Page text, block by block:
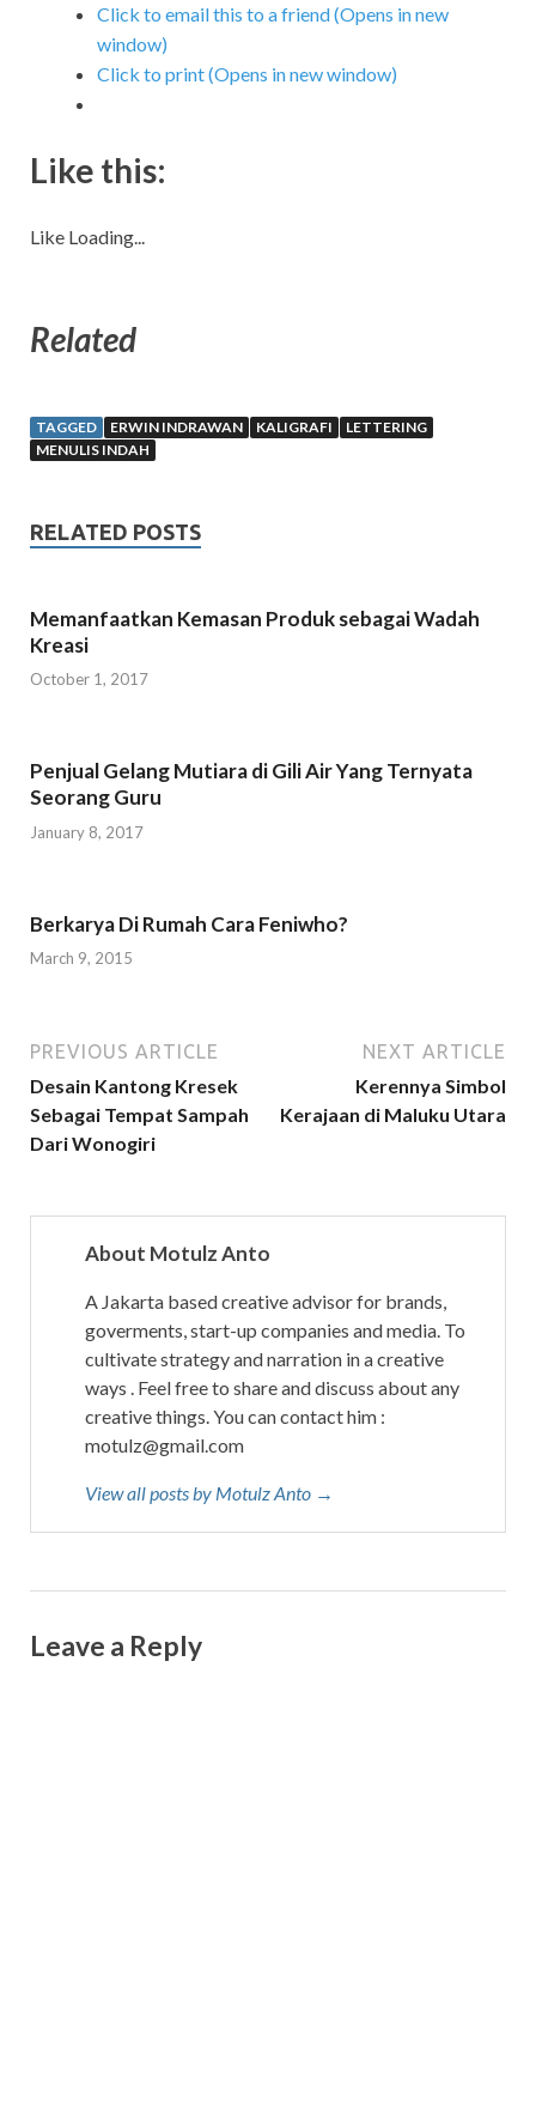
Click to email this to a friend (Opens in new
window)
Click to print (Opens in new window)
Like this:
Like Loading...
Related
TAGGED ERWIN INDRAWAN KALIGRAFI
LETTERING
MENULIS INDAH
RELATED POSTS
Memanfaatkan Kemasan Produk sebagai Wadah
Kreasi
October 1, 2017
Penjual Gelang Mutiara di Gili Air Yang Ternyata
Seorang Guru
January 8, 2017
Berkarya Di Rumah Cara Feniwho?
March 9, 2015
PREVIOUS ARTICLE
Desain Kantong Kresek
Sebagai Tempat Sampah
Dari Wonogiri
NEXT ARTICLE
Kerennya Simbol
Kerajaan di Maluku Utara
About Motulz Anto
A Jakarta based creative advisor for brands,
goverments, start-up companies and media. To
cultivate strategy and narration in a creative
ways . Feel free to share and discuss about any
creative things. You can contact him :
motulz@gmail.com
View all posts by Motulz Anto →
Leave a Reply